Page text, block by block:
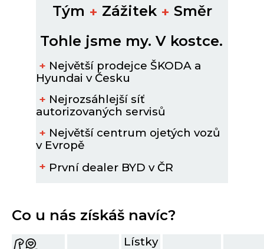
Tým + Zážitek + Směr
Tohle jsme my. V kostce.
+ Největší prodejce ŠKODA a
Hyundai v Česku
+ Nejrozsáhlejší síť
autorizovaných servisů
+ Největší centrum ojetých vozů
v Evropě
+ První dealer BYD v ČR
Co u nás získáš navíc?
Lístky